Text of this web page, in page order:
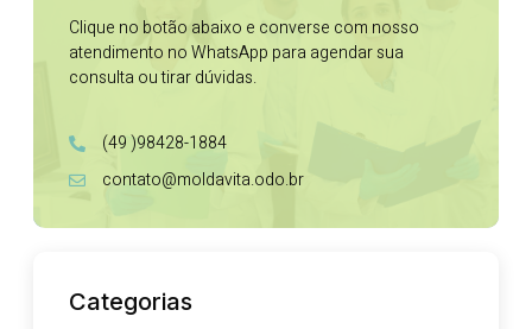
Clique no botão abaixo e converse com nosso
atendimento no WhatsApp para agendar sua
consulta ou tirar dúvidas.
(49 )98428-1884
contato@moldavita.odo.br
Categorias